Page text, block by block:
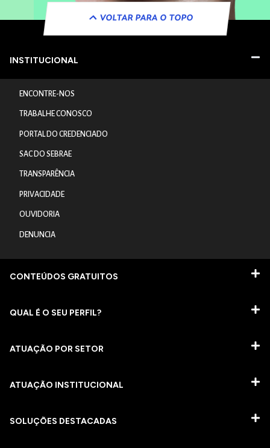
VOLTAR PARA O TOPO
INSTITUCIONAL
ENCONTRE-NOS
TRABALHE CONOSCO
PORTAL DO CREDENCIADO
SAC DO SEBRAE
TRANSPARÊNCIA
PRIVACIDADE
OUVIDORIA
DENUNCIA
CONTEÚDOS GRATUITOS
QUAL É O SEU PERFIL?
ATUAÇÃO POR SETOR
ATUAÇÃO INSTITUCIONAL
SOLUÇÕES DESTACADAS